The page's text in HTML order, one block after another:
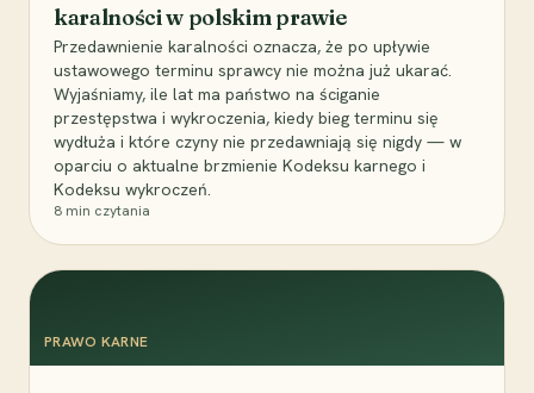
karalności w polskim prawie
Przedawnienie karalności oznacza, że po upływie
ustawowego terminu sprawcy nie można już ukarać.
Wyjaśniamy, ile lat ma państwo na ściganie
przestępstwa i wykroczenia, kiedy bieg terminu się
wydłuża i które czyny nie przedawniają się nigdy — w
oparciu o aktualne brzmienie Kodeksu karnego i
Kodeksu wykroczeń.
8 min czytania
PRAWO KARNE